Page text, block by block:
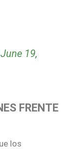
June 19,
FRENTE
los